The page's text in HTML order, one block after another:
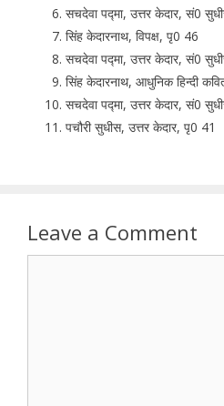
सचदेवा पद्मा, उत्तर केदार, सं0
सिंह केदारनाथ, विपक्ष, पृ0 46
सचदेवा पद्मा, उत्तर केदार, सं0
सिंह केदारनाथ, आधुनिक हिन्दी
सचदेवा पद्मा, उत्तर केदार, सं0
पचौरी सुधीस, उत्तर केदार, पृ0 41
Leave a Comment